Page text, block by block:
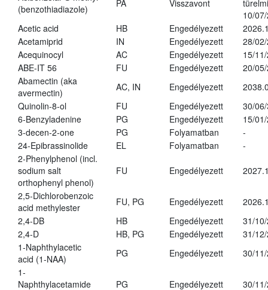
(benzothiadiazole)
PA Visszavont
10/
Acetic acid
HB Engedélyezett
Acetamiprid
IN Engedélyezett
28/
Acequinocyl
AC Engedélyezett
15/
ABE-IT 56
FU Engedélyezett
20/
Abamectin (aka
avermectin)
AC, IN Engedélyezett
Quinolin-8-ol
FU Engedélyezett
30/
6-Benzyladenine
PG Engedélyezett
15/
3-decen-2-one
PG Folyamatban
-
24-Epibrassinolide
EL Folyamatban
-
2-Phenylphenol (incl.
sodium salt
orthophenyl phenol)
FU Engedélyezett
2,5-Dichlorobenzoic
acid methylester
FU, PG Engedélyezett
2,4-DB
HB Engedélyezett
31/
2,4-D
HB, PG Engedélyezett
31/
1-Naphthylacetic
acid (1-NAA)
PG Engedélyezett
30/
1-
Naphthylacetamide
PG Engedélyezett 30/